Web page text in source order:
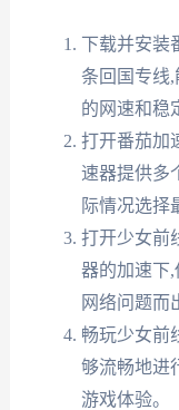
下载并安装
条回国专线
的网速和稳
打开番茄加
速器提供多
际情况选择
打开少女前
器的加速下
网络问题而
畅玩少女前
够流畅地进
游戏体验。